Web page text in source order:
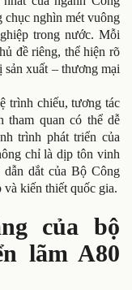
chục nghìn mét vuông
trong nước. Mỗi
đề riêng, thể hiện rõ
xuất – thương mại
trình chiếu, tương tác
tham quan có thể dễ
trình phát triển của
chỉ là dịp tôn vinh
dắt của Bộ Công
kiến thiết quốc gia.
của bộ
lãm A80